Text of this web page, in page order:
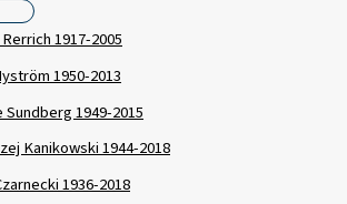
1917-2005
1950-2013
Sundberg 1949-2015
Kanikowski 1944-2018
1936-2018